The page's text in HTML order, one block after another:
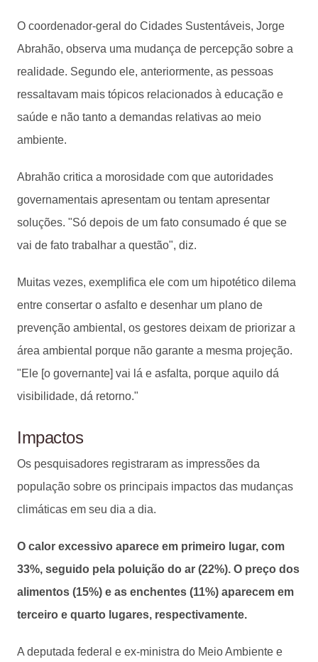
O coordenador-geral do Cidades Sustentáveis, Jorge
Abrahão, observa uma mudança de percepção sobre a
realidade. Segundo ele, anteriormente, as pessoas
ressaltavam mais tópicos relacionados à educação e
saúde e não tanto a demandas relativas ao meio
ambiente.
Abrahão critica a morosidade com que autoridades
governamentais apresentam ou tentam apresentar
soluções. "Só depois de um fato consumado é que se
vai de fato trabalhar a questão", diz.
Muitas vezes, exemplifica ele com um hipotético dilema
entre consertar o asfalto e desenhar um plano de
prevenção ambiental, os gestores deixam de priorizar a
área ambiental porque não garante a mesma projeção.
"Ele [o governante] vai lá e asfalta, porque aquilo dá
visibilidade, dá retorno."
Impactos
Os pesquisadores registraram as impressões da
população sobre os principais impactos das mudanças
climáticas em seu dia a dia.
O calor excessivo aparece em primeiro lugar, com
33%, seguido pela poluição do ar (22%). O preço dos
alimentos (15%) e as enchentes (11%) aparecem em
terceiro e quarto lugares, respectivamente.
A deputada federal e ex-ministra do Meio Ambiente e